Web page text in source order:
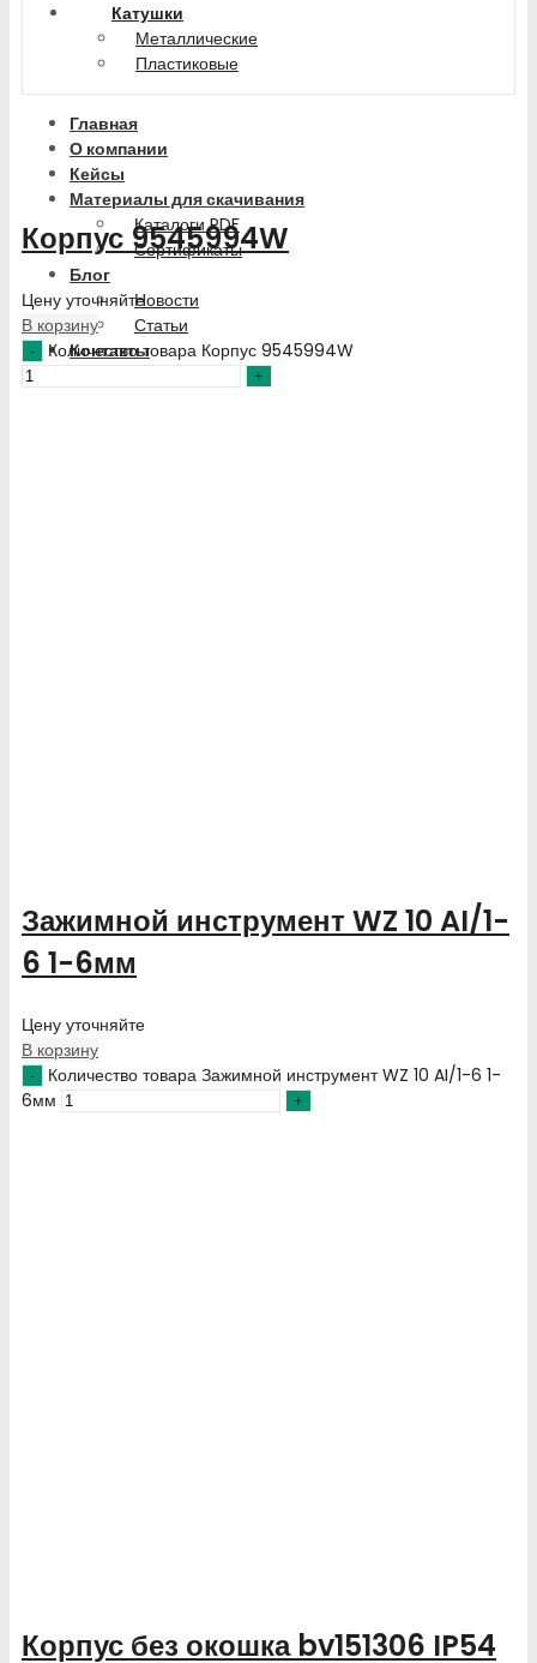
Катушки
Металлические
Пластиковые
Главная
О компании
Кейсы
Материалы для скачивания
Каталоги PDF
Сертификаты
Блог
Новости
Статьи
Контакты
Корпус 9545994W
Цену уточняйте
В корзину
Количество товара Корпус 9545994W
Зажимной инструмент WZ 10 AI/1-
6 1-6мм
Цену уточняйте
В корзину
Количество товара Зажимной инструмент WZ 10 AI/1-6 1-
6мм
Корпус без окошка bv151306 IP54